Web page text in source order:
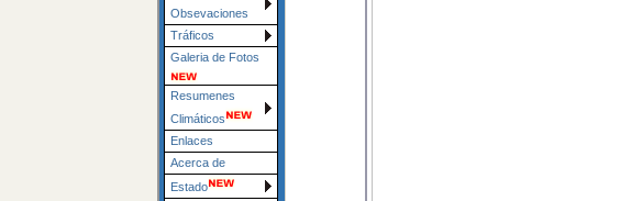
Obsevaciones
Tráficos
Galeria de Fotos
Resumenes
Climáticos
Enlaces
Acerca de
Estado